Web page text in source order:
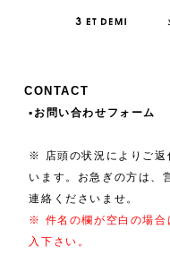
CONTACT
▪️お問い合わせフォーム
※ 店頭の状況によりご返
います。お急ぎの方は、
連絡くださいませ。
※ 件名の欄が空白の場合
入下さい。